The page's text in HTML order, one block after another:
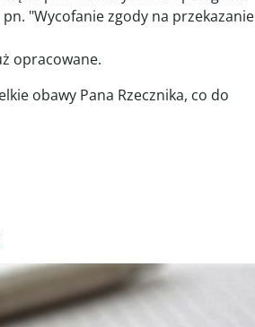
"Wycofanie zgody na przekazanie
opracowane.
obawy Pana Rzecznika, co do